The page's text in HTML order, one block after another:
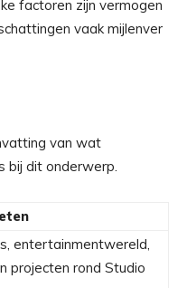
factoren zijn vermogen
vaak mijlenver
van wat
bij dit onderwerp.
entertainmentwereld,
projecten rond Studio